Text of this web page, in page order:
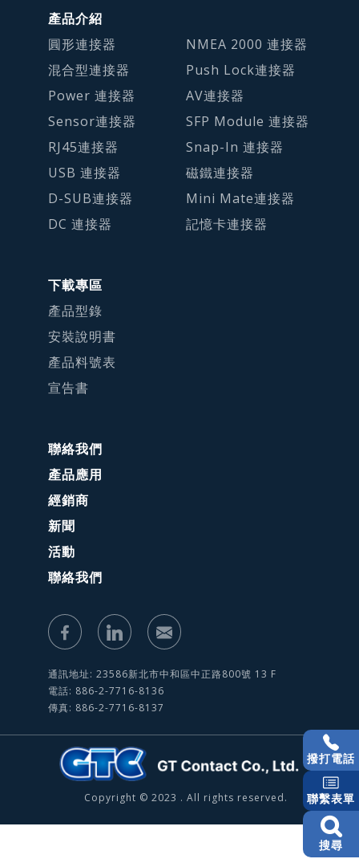
產品介紹
圓形連接器
混合型連接器
Power 連接器
Sensor連接器
RJ45連接器
USB 連接器
D-SUB連接器
DC 連接器
NMEA 2000 連接器
Push Lock連接器
AV連接器
SFP Module 連接器
Snap-In 連接器
磁鐵連接器
Mini Mate連接器
記憶卡連接器
下載專區
產品型錄
安裝說明書
產品料號表
宣告書
聯絡我們
產品應用
經銷商
新聞
活動
聯絡我們
通訊地址: 23586新北市中和區中正路800號 13 F
電話: 886-2-7716-8136
傳真: 886-2-7716-8137
Copyright © 2023 . All rights reserved.
撥打電話
聯繫表單
搜尋